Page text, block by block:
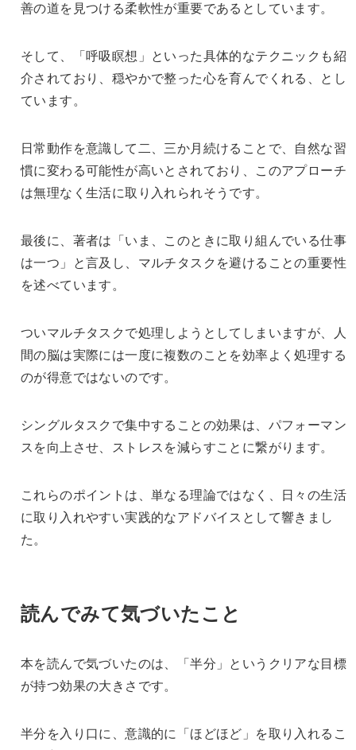
善の道を見つける柔軟性が重要であるとしています。
そして、「呼吸瞑想」といった具体的なテクニックも紹
介されており、穏やかで整った心を育んでくれる、とし
ています。
日常動作を意識して二、三か月続けることで、自然な習
慣に変わる可能性が高いとされており、このアプローチ
は無理なく生活に取り入れられそうです。
最後に、著者は「いま、このときに取り組んでいる仕事
は一つ」と言及し、マルチタスクを避けることの重要性
を述べています。
ついマルチタスクで処理しようとしてしまいますが、人
間の脳は実際には一度に複数のことを効率よく処理する
のが得意ではないのです。
シングルタスクで集中することの効果は、パフォーマン
スを向上させ、ストレスを減らすことに繋がります。
これらのポイントは、単なる理論ではなく、日々の生活
に取り入れやすい実践的なアドバイスとして響きまし
た。
読んでみて気づいたこと
本を読んで気づいたのは、「半分」というクリアな目標
が持つ効果の大きさです。
半分を入り口に、意識的に「ほどほど」を取り入れるこ